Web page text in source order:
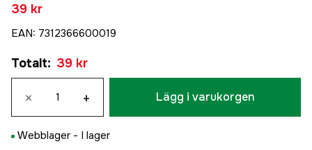
39 kr
EAN: 7312366600019
Totalt: 39 kr
× + Lägg i varukorgen
Webblager - I lager